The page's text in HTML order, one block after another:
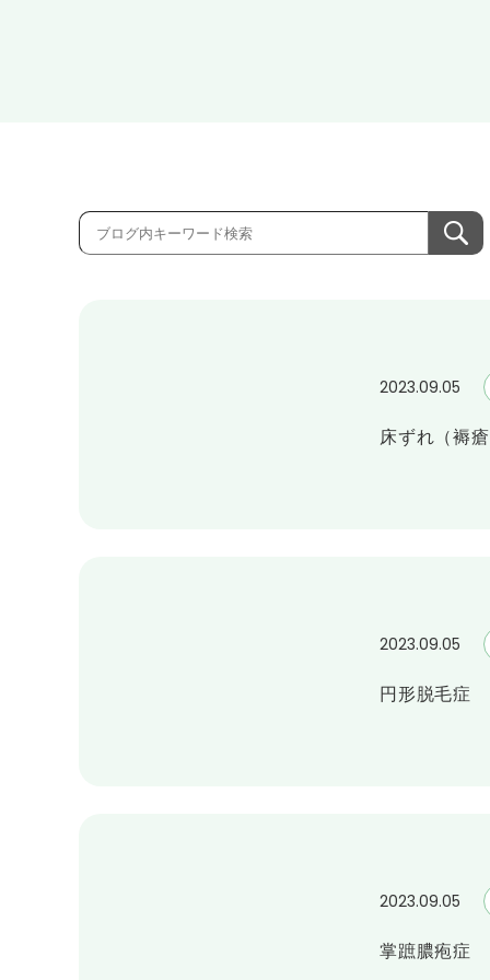
2023.09.05
床ずれ（褥
2023.09.05
円形脱毛症
2023.09.05
掌蹠膿疱症